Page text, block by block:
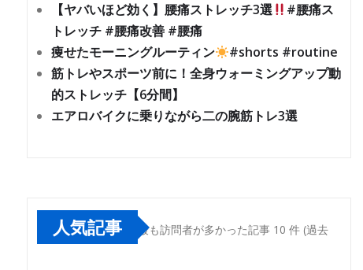
【ヤバいほど効く】腰痛ストレッチ3選
#腰痛ス
トレッチ #腰痛改善 #腰痛
痩せたモーニングルーティン
#shorts #routine
筋トレやスポーツ前に！全身ウォーミングアップ動
的ストレッチ【6分間】
エアロバイクに乗りながら二の腕筋トレ3選
人気記事 最も訪問者が多かった記事 10 件 (過去